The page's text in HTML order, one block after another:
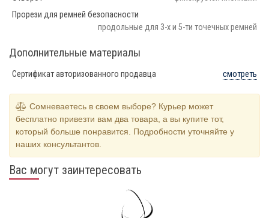
Прорези для ремней безопасности
продольные для 3-х и 5-ти точечных ремней
Дополнительные материалы
Сертификат авторизованного продавца смотреть
Сомневаетесь в своем выборе? Курьер может
бесплатно привезти вам два товара, а вы купите тот,
который больше понравится. Подробности уточняйте у
наших консультантов.
Вас могут заинтересовать